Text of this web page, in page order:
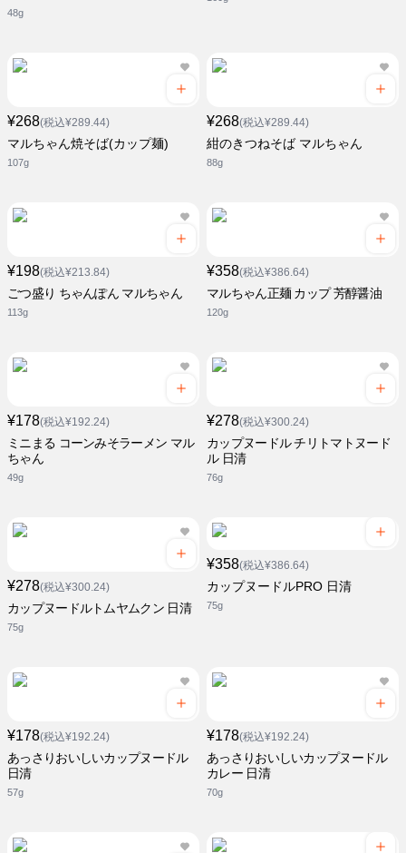
48g
¥268(税込¥289.44)
マルちゃん焼そば(カップ麺)
107g
¥268(税込¥289.44)
紺のきつねそば マルちゃん
88g
¥198(税込¥213.84)
ごつ盛り ちゃんぽん マルちゃん
113g
¥358(税込¥386.64)
マルちゃん正麺 カップ 芳醇醤油
120g
¥178(税込¥192.24)
ミニまる コーンみそラーメン マル
ちゃん
49g
¥278(税込¥300.24)
カップヌードル チリトマトヌード
ル 日清
76g
¥278(税込¥300.24)
カップヌードルトムヤムクン 日清
75g
¥358(税込¥386.64)
カップヌードルPRO 日清
75g
¥178(税込¥192.24)
あっさりおいしいカップヌードル
日清
57g
¥178(税込¥192.24)
あっさりおいしいカップヌードル
カレー 日清
70g